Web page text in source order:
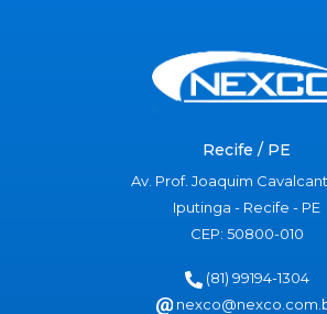
Recife / PE
Av. Prof. Joaquim
Iputinga - Recife - PE
CEP: 50800-010
(81) 99194-1304